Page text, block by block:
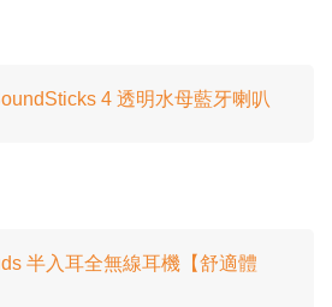
4 透明水母藍牙喇叭
半入耳全無線耳機【舒適體